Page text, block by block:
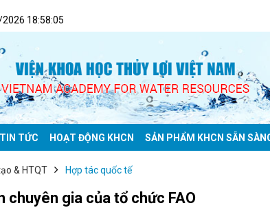
18:58:05
TIN TỨC HOẠT ĐỘNG KHCN SẢN PHẨM KHCN SẴN
& HTQT Hợp tác quốc tế
chuyên gia của tổ chức FAO